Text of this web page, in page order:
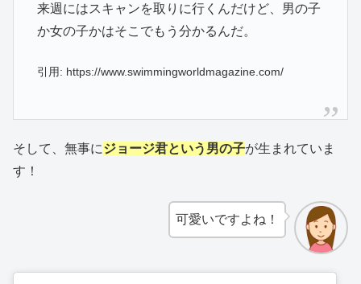
来週にはスキャンを取りに行くんだけど、男の子
か女の子かはそこでもう分かるんだ。
引用: https://www.swimmingworldmagazine.com/
そして、無事にジョージ君という男の子が生まれていま
す！
可愛いですよね！